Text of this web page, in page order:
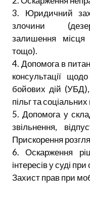
3. Юридичний
злочини
залишення місця
тощо).
4. Допомога в
консультації
бойових дій
пільг та
5. Допомога у
звільнення,
Прискорення
6. Оскарження
інтересів у суді
Захист прав при